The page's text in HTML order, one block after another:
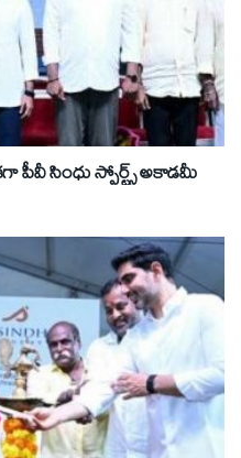
పీవీ సింధు స్పోర్ట్స్ అకాడమీ